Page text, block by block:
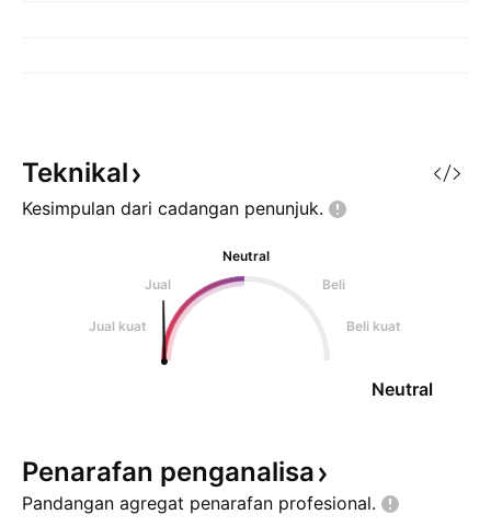
Teknikal
Kesimpulan dari cadangan penunjuk.
Neutral
Jual
Beli
Jual kuat Beli kuat
Neutral
Penarafan penganalisa
Pandangan agregat penarafan profesional.